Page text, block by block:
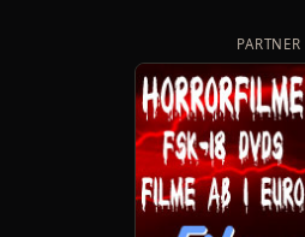
PARTNER